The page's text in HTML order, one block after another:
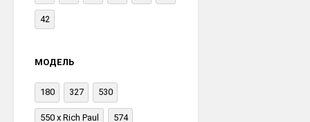
42
МОДЕЛЬ
180 327 530
550 x Rich Paul 574